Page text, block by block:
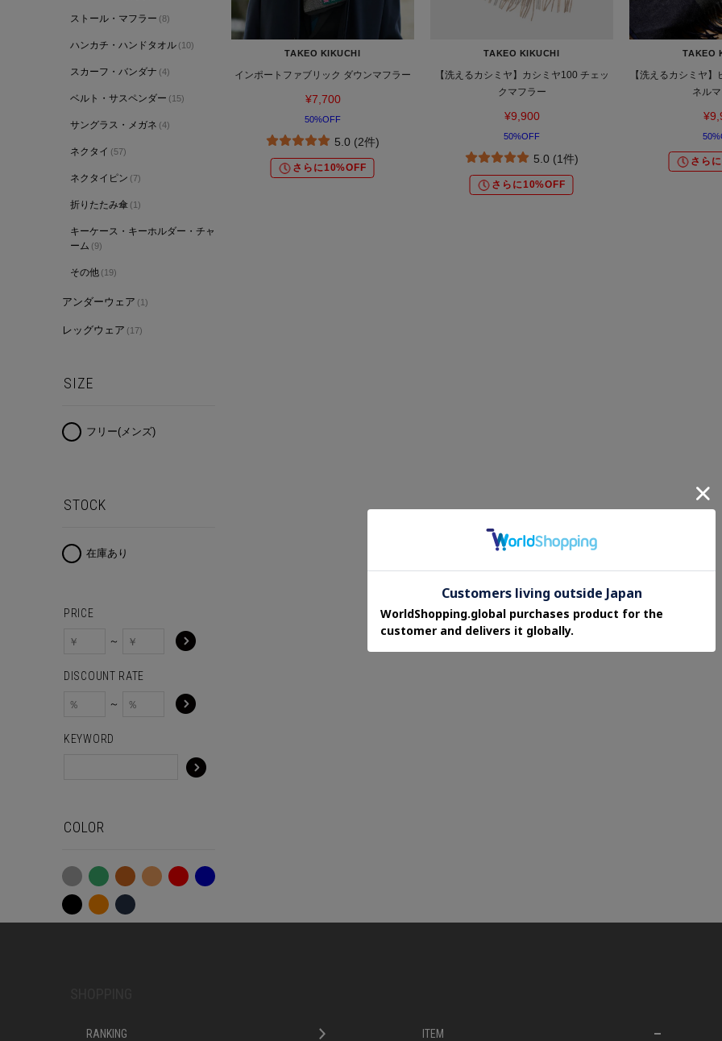
ストール・マフラー (8)
ハンカチ・ハンドタオル (10)
スカーフ・バンダナ (4)
ベルト・サスペンダー (15)
サングラス・メガネ (4)
ネクタイ (57)
ネクタイピン (7)
折りたたみ傘 (1)
キーケース・キーホルダー・チャ
ーム (9)
その他 (19)
アンダーウェア (1)
レッグウェア (17)
SIZE
フリー(メンズ)
STOCK
在庫あり
PRICE
～
DISCOUNT RATE
～
KEYWORD
COLOR
TAKEO KIKUCHI
インポートファブリック ダウンマフラー
¥7,700
50%OFF
5.0 (2件)
さらに10%OFF
TAKEO KIKUCHI
【洗えるカシミヤ】カシミヤ100 チェッ
クマフラー
¥9,900
50%OFF
5.0 (1件)
さらに10%OFF
TAKEO
【洗えるカシミヤ
ネル
さら
RANKING ITEM